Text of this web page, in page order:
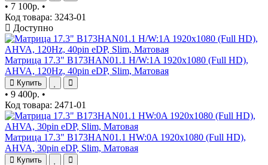
• 7 100р. •
Код товара: 3243-01
Доступно
Матрица 17.3" B173HAN01.1 H/W:1A 1920x1080 (Full HD),
AHVA, 120Hz, 40pin eDP, Slim, Матовая
Купить
• 9 400р. •
Код товара: 2471-01
Матрица 17.3" B173HAN01.1 HW:0A 1920x1080 (Full HD),
AHVA, 30pin eDP, Slim, Матовая
Купить